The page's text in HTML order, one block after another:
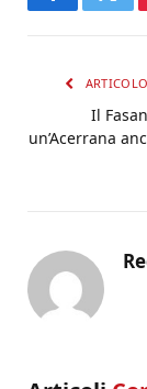
Facebook
Il
un’Acerrana